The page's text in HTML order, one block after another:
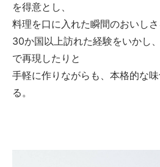
を得意とし、
料理を口に入れた瞬間のおいしさ
30か国以上訪れた経験をいかし
で再現したりと
手軽に作りながらも、本格的な
る。